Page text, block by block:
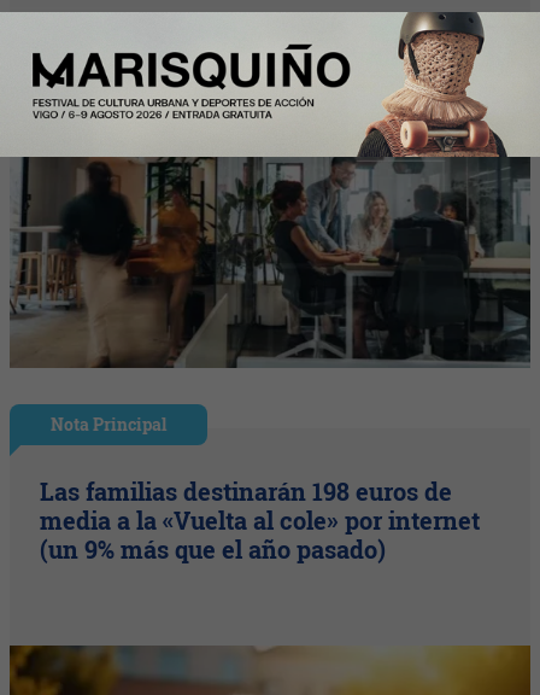
Nota Principal
Las familias destinarán 198 euros de
media a la «Vuelta al cole» por internet
(un 9% más que el año pasado)